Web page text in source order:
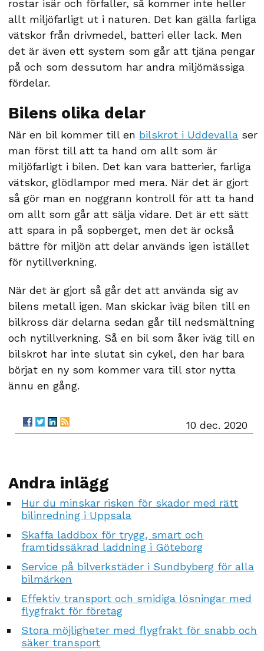
rostar isär och förfaller, så kommer inte heller
allt miljöfarligt ut i naturen. Det kan gälla farliga
vätskor från drivmedel, batteri eller lack. Men
det är även ett system som går att tjäna pengar
på och som dessutom har andra miljömässiga
fördelar.
Bilens olika delar
När en bil kommer till en bilskrot i Uddevalla ser
man först till att ta hand om allt som är
miljöfarligt i bilen. Det kan vara batterier, farliga
vätskor, glödlampor med mera. När det är gjort
så gör man en noggrann kontroll för att ta hand
om allt som går att sälja vidare. Det är ett sätt
att spara in på sopberget, men det är också
bättre för miljön att delar används igen istället
för nytillverkning.
När det är gjort så går det att använda sig av
bilens metall igen. Man skickar iväg bilen till en
bilkross där delarna sedan går till nedsmältning
och nytillverkning. Så en bil som åker iväg till en
bilskrot har inte slutat sin cykel, den har bara
börjat en ny som kommer vara till stor nytta
ännu en gång.
10 dec. 2020
Andra inlägg
Hur du minskar risken för skador med rätt
bilinredning i Uppsala
Skaffa laddbox för trygg, smart och
framtidssäkrad laddning i Göteborg
Service på bilverkstäder i Sundbyberg för alla
bilmärken
Effektiv transport och smidiga lösningar med
flygfrakt för företag
Stora möjligheter med flygfrakt för snabb och
säker transport